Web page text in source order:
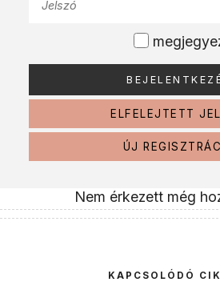
ELFELEJTETT
ÚJ
Nem érkezett még
KAPCSOLÓDÓ